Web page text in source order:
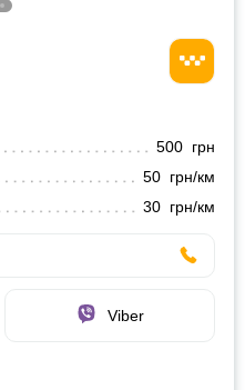
500 грн
50 грн/км
30 грн/км
Viber